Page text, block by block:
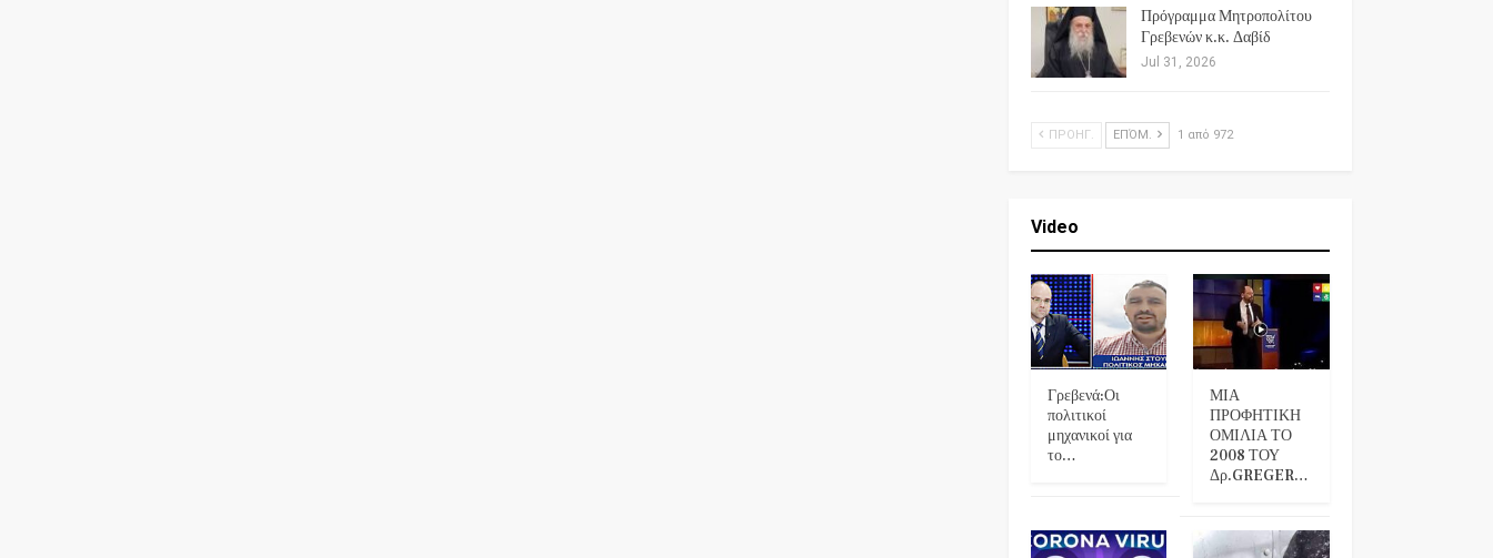
Πρόγραμμα Μητροπολίτου
Γρεβενών κ.κ. Δαβίδ
Jul 31, 2026
ΠΡΟΗΓ. ΕΠΌΜ. 1 από 972
Video
Γρεβενά:Οι
πολιτικοί
μηχανικοί για
το…
ΜΙΑ
ΠΡΟΦΗΤΙΚΗ
ΟΜΙΛΙΑ ΤΟ
2008 ΤΟΥ
Δρ.GREGER…